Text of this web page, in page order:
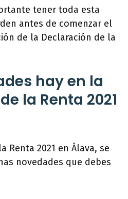
tener toda esta
antes de comenzar el
de la Declaración de la
hay en la
la Renta 2021
Renta 2021 en Álava, se
novedades que debes